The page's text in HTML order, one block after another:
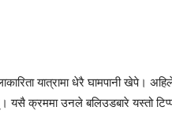
यात्रामा धेरै घामपानी खेपे।
यसै क्रममा उनले बलिउडबारे यस्तो